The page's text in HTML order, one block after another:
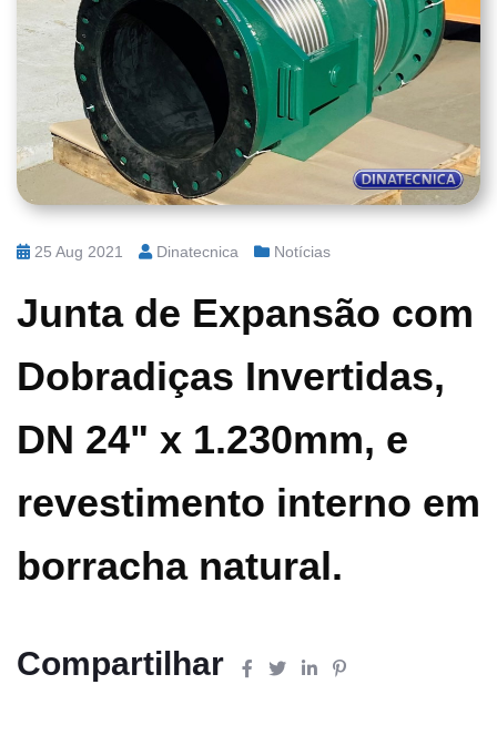
25 Aug 2021 Dinatecnica Notícias
Junta de Expansão com
Dobradiças Invertidas,
DN 24" x 1.230mm, e
revestimento interno em
borracha natural.
Compartilhar